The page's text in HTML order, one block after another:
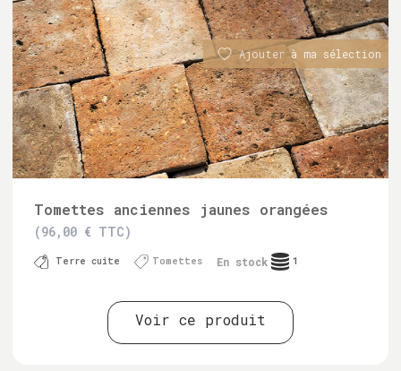
Ajouter à ma sélection
Tomettes anciennes jaunes orangées
(96,00 € TTC)
Terre cuite Tomettes En stock 1
Voir ce produit